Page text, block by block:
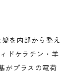
を内部から整え
ドケラチン・羊
がプラスの電荷